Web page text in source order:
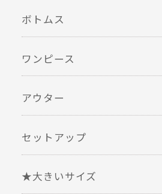
ボトムス
ワンピース
アウター
セットアップ
★大きいサイズ